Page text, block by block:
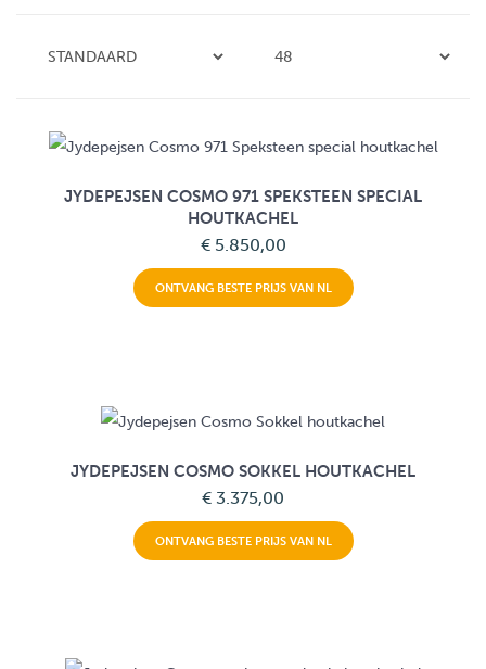
JYDEPEJSEN COSMO 971 SPEKSTEEN SPECIAL
HOUTKACHEL
€ 5.850,00
ONTVANG BESTE PRIJS VAN NL
JYDEPEJSEN COSMO SOKKEL HOUTKACHEL
€ 3.375,00
ONTVANG BESTE PRIJS VAN NL